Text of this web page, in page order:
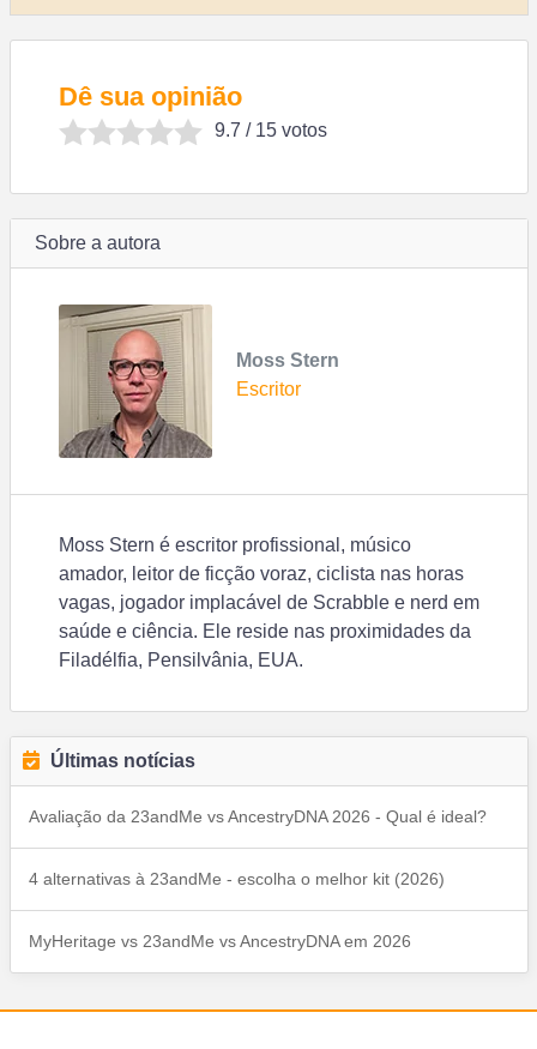
Dê sua opinião
9.7 / 15 votos
Sobre a autora
Moss Stern
Escritor
Moss Stern é escritor profissional, músico
amador, leitor de ficção voraz, ciclista nas horas
vagas, jogador implacável de Scrabble e nerd em
saúde e ciência. Ele reside nas proximidades da
Filadélfia, Pensilvânia, EUA.
Últimas notícias
Avaliação da 23andMe vs AncestryDNA 2026 - Qual é ideal?
4 alternativas à 23andMe - escolha o melhor kit (2026)
MyHeritage vs 23andMe vs AncestryDNA em 2026